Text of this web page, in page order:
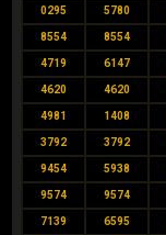
0295 5780
8554 8554
4719 6147
4620 4620
4981 1408
3792 3792
9454 5938
9574 9574
7139 6595